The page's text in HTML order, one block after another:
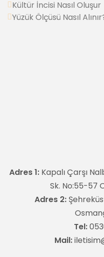
Kültür İncisi Nasıl Oluşur
Yüzük Ölçüsü Nasıl
Adres 1: Kapalı Çarşı
Sk. No:55-57
Adres 2:
Tel:
Mail: